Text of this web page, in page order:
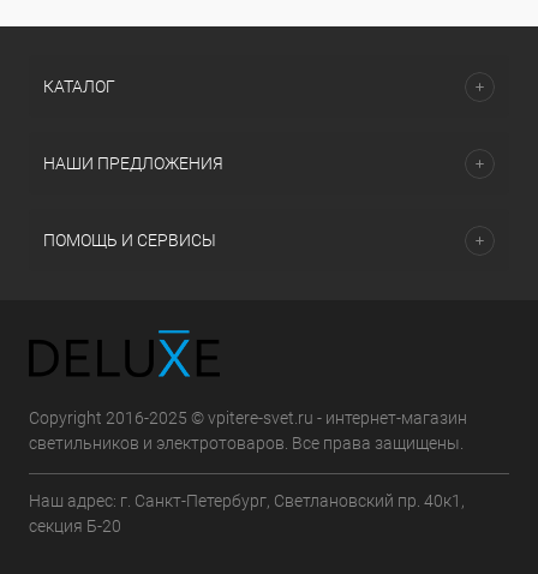
КАТАЛОГ
НАШИ ПРЕДЛОЖЕНИЯ
ПОМОЩЬ И СЕРВИСЫ
Copyright 2016-2025 © vpitere-svet.ru - интернет-магазин
светильников и электротоваров. Все права защищены.
Наш адрес: г. Санкт-Петербург, Светлановский пр. 40к1,
секция Б-20